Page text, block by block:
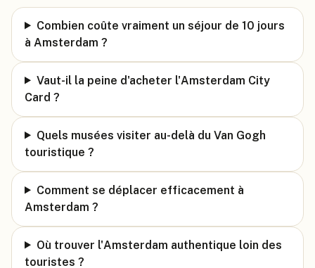
Combien coûte vraiment un séjour de 10 jours
à Amsterdam ?
Vaut-il la peine d'acheter l'Amsterdam City
Card ?
Quels musées visiter au-delà du Van Gogh
touristique ?
Comment se déplacer efficacement à
Amsterdam ?
Où trouver l'Amsterdam authentique loin des
touristes ?